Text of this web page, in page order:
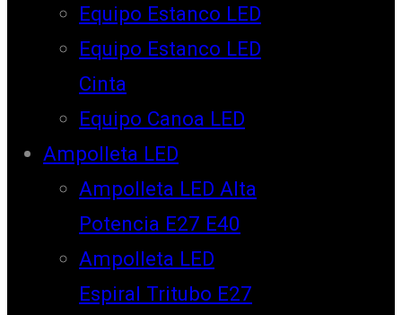
Equipo Estanco LED
Equipo Estanco LED
Cinta
Equipo Canoa LED
Ampolleta LED
Ampolleta LED Alta
Potencia E27 E40
Ampolleta LED
Espiral Tritubo E27